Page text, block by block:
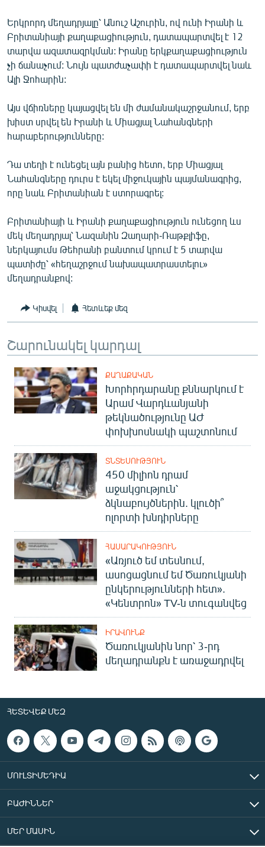
Հայերեն
English
Русский
ՀԵՏԵՎԵՔ ՄԵԶ
«Ազատության» բոլոր կայքերը
Երկրորդ մեղադրյալը՝ Անուշ Աշուրին, ով ունի Իրանի և
Բրիտանիայի քաղաքացիություն, դատապարտվել է 12
տարվա ազատազրկման: Իրանը երկքաղաքացիություն
չի ճանաչում: Նույն պատժաչափի է դատապարտվել նաև
Ալի Ջոհարին:
Այս վճիռները կայացվել են մի ժամանակաշրջանում, երբ
խիստ սրվել են Իրանի և Միացյալ Նահանգների
հարաբերությունները:
Դա տեղի է ունեցել այն բանից հետո, երբ Միացյալ
Նահանգները դուրս է եկել միջուկային պայմանագրից,
որը նաև Բրիտանիան է ստորագրել:
Բրիտանիայի և Իրանի քաղաքացիություն ունեցող ևս
մեկ մեղադրյալ՝ Նազանին Զաղարի-Ռաթքլիֆը,
ներկայումս Թեհրանի բանտում կրում է 5 տարվա
պատիժը՝ «հեղաշրջում նախապատրաստելու»
մեղադրանքով:
Կիսվել Հետևեք մեզ
Շարունակել կարդալ
ՔԱՂԱՔԱԿԱՆ
Խորհրդարանը քննարկում է
Արամ Վարդևանյանի
թեկնածությունը ԱԺ
փոխխոսնակի պաշտոնում
ՏՆՏԵՍՈՒԹՅՈՒՆ
450 միլիոն դրամ
աջակցություն՝
ձկնաբույծներին. կլուծի՞
ոլորտի խնդիրները
ՀԱՍԱՐԱԿՈՒԹՅՈՒՆ
«Առյուծ եմ տեսնում,
ասոցացնում եմ Ծառուկյանի
ընկերությունների հետ».
«Կենտրոն» TV-ն տուգանվեց
ԻՐԱՎՈՒՆՔ
Ծառուկյանին նոր՝ 3-րդ
մեղադրանքն է առաջադրվել
ՀԵՏԵՎԵՔ ՄԵԶ
ՄՈՒԼՏԻՄԵԴԻԱ
ԲԱԺԻՆՆԵՐ
ՄԵՐ ՄԱՍԻՆ